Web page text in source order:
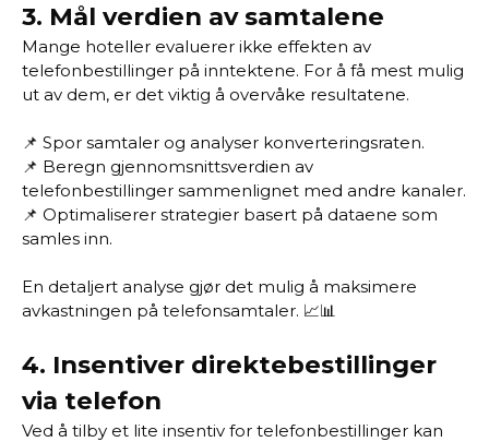
3. Mål verdien av samtalene
Mange hoteller evaluerer ikke effekten av
telefonbestillinger på inntektene. For å få mest mulig
ut av dem, er det viktig å overvåke resultatene.
📌 Spor samtaler og analyser konverteringsraten.
📌 Beregn gjennomsnittsverdien av
telefonbestillinger sammenlignet med andre kanaler.
📌 Optimaliserer strategier basert på dataene som
samles inn.
En detaljert analyse gjør det mulig å maksimere
avkastningen på telefonsamtaler. 📈📊
4. Insentiver direktebestillinger
via telefon
Ved å tilby et lite insentiv for telefonbestillinger kan